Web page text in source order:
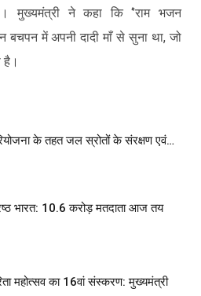
मुख्यमंत्री ने कहा कि ‘’राम भजन
बचपन में अपनी दादी माँ से सुना था, जो
है।
के तहत जल स्रोतों के संरक्षण एवं…
भारत: 10.6 करोड़ मतदाता आज तय
महोत्सव का 16वां संस्करण: मुख्यमंत्री